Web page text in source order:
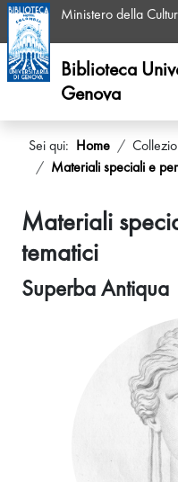
Ministero della
Biblioteca
Genova
Sei qui: Home
Materiali speciali e
Materiali
tematici
Superba Antiqua